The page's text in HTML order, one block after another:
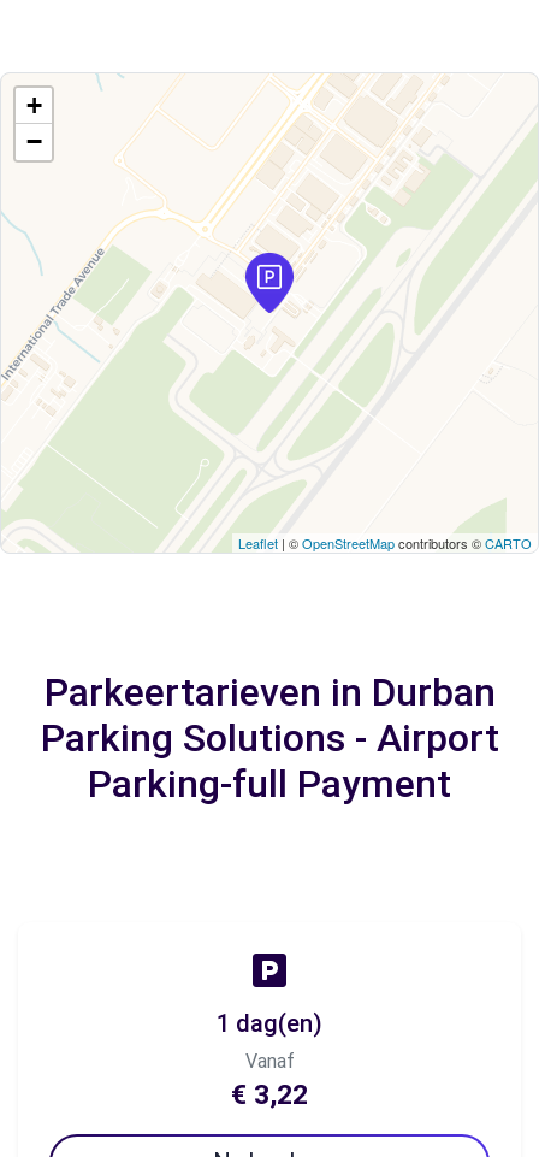
+
−
Leaflet | ©OpenStreetMapcontributors ©CARTO
Parkeertarieven in Durban
Parking Solutions - Airport
Parking-full Payment
1 dag(en)
Vanaf
€ 3,22